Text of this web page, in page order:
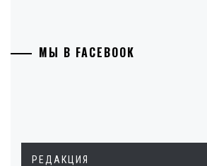
МЫ В FACEBOOK
РЕДАКЦИЯ